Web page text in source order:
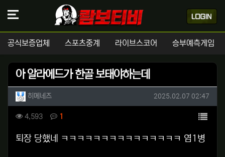
공식보증업체 스포츠중계 라이브스코어 승부예측게임
아 알라에드가 한골 보태야하는데
작성자 정보
히메네즈 작성일
2025.02.07 02:47
컨텐츠 정보
4,593조회 1 목록
본문
퇴장 당했네 ㅋㅋㅋㅋㅋㅋㅋㅋㅋㅋㅋㅋㅋㅋㅋ 염1병